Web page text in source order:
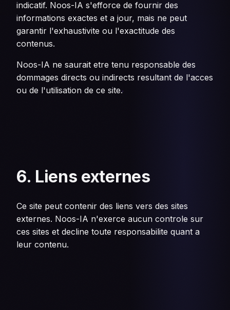
indicatif. Noos-IA s'efforce de fournir des
informations exactes et a jour, mais ne peut
garantir l'exhaustivite ou l'exactitude des
contenus.
Noos-IA ne saurait etre tenu responsable des
dommages directs ou indirects resultant de l'acces
ou de l'utilisation de ce site.
6. Liens externes
Ce site peut contenir des liens vers des sites
externes. Noos-IA n'exerce aucun controle sur
ces sites et decline toute responsabilite quant a
leur contenu.